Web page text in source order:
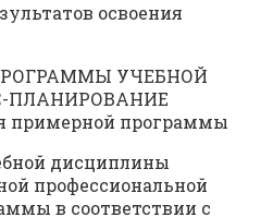
освоения
УЧЕБНОЙ
ПЛАНИРОВАНИЕ
примерной программы
дисциплины
профессиональной
в соответствии с